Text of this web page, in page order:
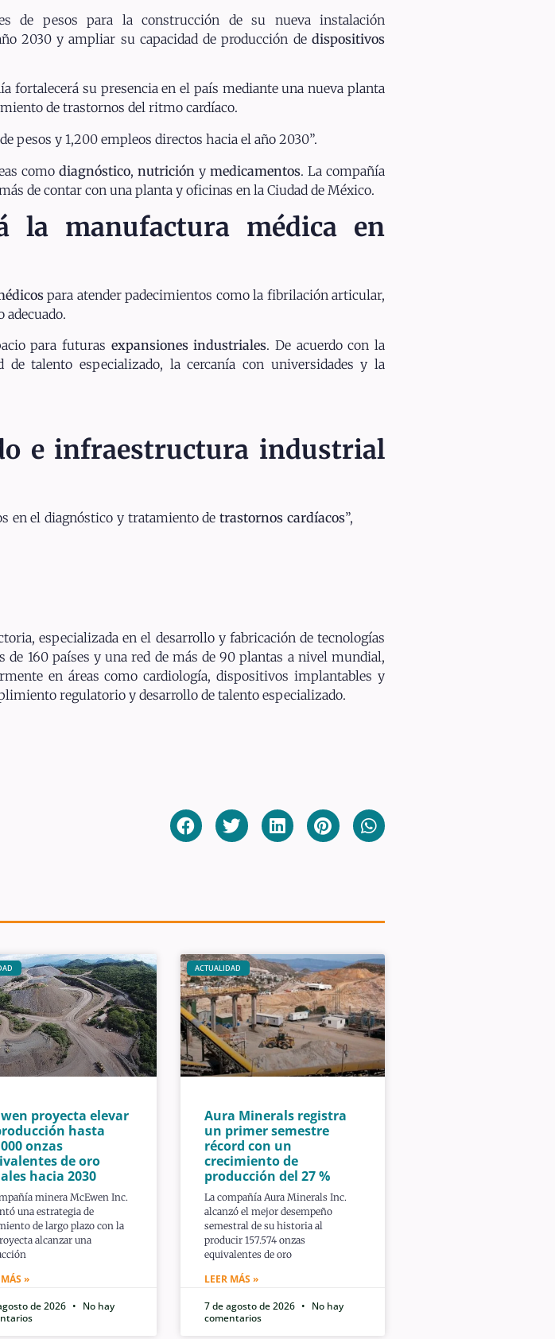
de pesos para la construcción de su nueva instalación
2030 y ampliar su capacidad de producción dedispositivos
fortalecerá su presencia en el país mediante una nueva planta
de trastornos del ritmo cardíaco.
pesos y 1,200 empleos directos hacia el año 2030”.
como diagnóstico, nutrición y medicamentos. La compañía
de contar con una planta y oficinas en la Ciudad de México.
la manufactura médica en
para atender padecimientos como la fibrilación articular,
adecuado.
para futuras expansiones industriales. De acuerdo con la
talento especializado, la cercanía con universidades y la
e infraestructura industrial
en el diagnóstico y tratamiento detrastornos cardíacos”,
especializada en el desarrollo y fabricación de tecnologías
160 países y una red de más de 90 plantas a nivel mundial,
en áreas como cardiología, dispositivos implantables y
regulatorio y desarrollo de talento especializado.
proyecta elevar
hasta
onzas
de oro
hacia 2030
minera McEwen Inc.
una estrategia de
de largo plazo con la
alcanzar una
»
de 2026
No hay
ACTUALIDAD
Aura Minerals registra
un primer semestre
récord con un
crecimiento de
producción del 27 %
La compañía Aura Minerals Inc.
alcanzó el mejor desempeño
semestral de su historia al
producir 157.574 onzas
equivalentes de oro
LEER MÁS »
7 de agosto de 2026
No hay
comentarios